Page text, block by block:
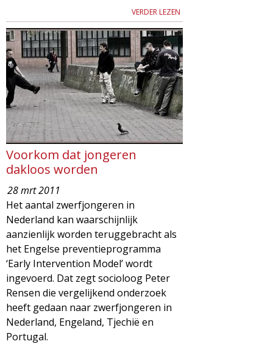
VERDER LEZEN
Voorkom dat jongeren
dakloos worden
28 mrt 2011
Het aantal zwerfjongeren in
Nederland kan waarschijnlijk
aanzienlijk worden teruggebracht als
het Engelse preventieprogramma
‘Early Intervention Model’ wordt
ingevoerd. Dat zegt socioloog Peter
Rensen die vergelijkend onderzoek
heeft gedaan naar zwerfjongeren in
Nederland, Engeland, Tjechië en
Portugal.